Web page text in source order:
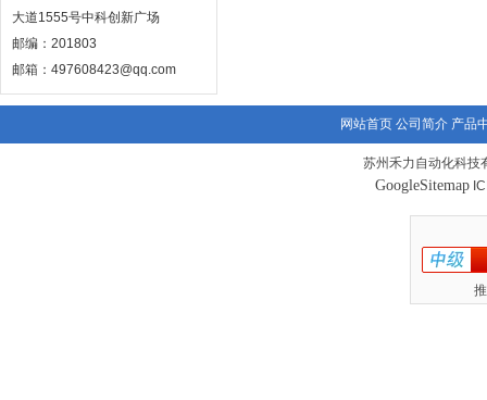
大道1555号中科创新广场
邮编：201803
邮箱：497608423@qq.com
网站首页 公司简介 产品
苏州禾力自动化科技
GoogleSitemap